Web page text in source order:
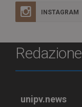
INSTAGRAM
Redazione
unipv.news